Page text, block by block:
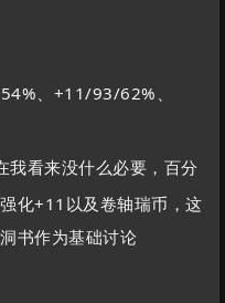
、+11/93/62%、
看来没什么必要，百分
化+11以及卷轴瑞币，这
书作为基础讨论